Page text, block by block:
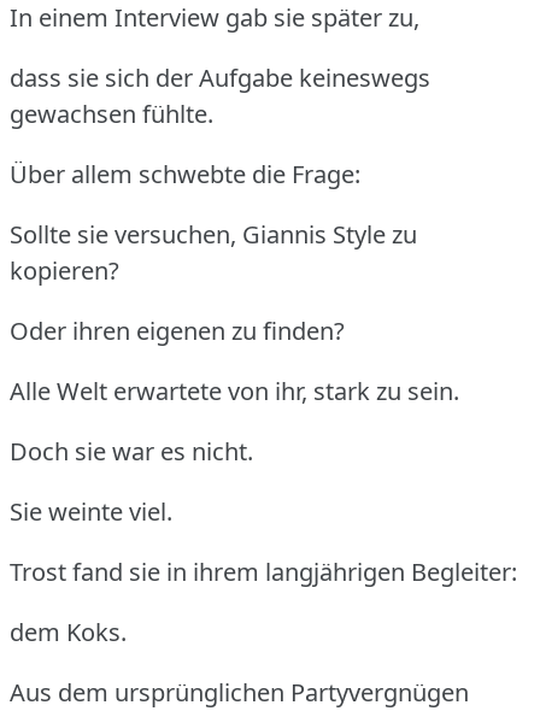
In einem Interview gab sie später zu,
dass sie sich der Aufgabe keineswegs
gewachsen fühlte.
Über allem schwebte die Frage:
Sollte sie versuchen, Giannis Style zu
kopieren?
Oder ihren eigenen zu finden?
Alle Welt erwartete von ihr, stark zu sein.
Doch sie war es nicht.
Sie weinte viel.
Trost fand sie in ihrem langjährigen Begleiter:
dem Koks.
Aus dem ursprünglichen Partyvergnügen